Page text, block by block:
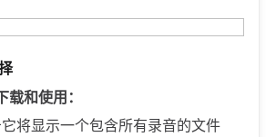
载和使用：
将显示一个包含所有录音的文件